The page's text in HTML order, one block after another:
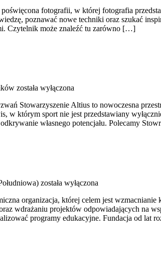
fotografii, w której fotografia
poznawać nowe techniki oraz szukać
Czytelnik może znaleźć tu zarówno […]
została wyłączona
Stowarzyszenie Altius to nowoczesna
w którym sport nie jest przedstawiany
własnego potencjału. Polecamy
została wyłączona
organizacja, której celem jest
wdrażaniu projektów odpowiadających na
programy edukacyjne. Fundacja od